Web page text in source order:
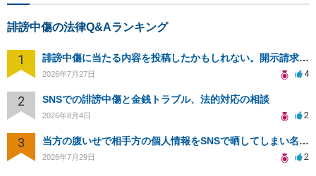
誹謗中傷の法律Q&Aランキング
1 誹謗中傷に当たる内容を投稿したかもしれない。開示請求や民事刑事裁判に発展しうるのか教えて欲しい。
2026年7月27日 4
2 SNSでの誹謗中傷と金銭トラブル、法的対応の相談
2026年8月4日 2
3 当方の腹いせで相手方の個人情報をSNSで晒してしまい名誉毀損させてしまったかもしれない
2026年7月29日 2